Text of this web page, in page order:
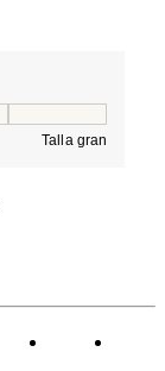
Talla gran